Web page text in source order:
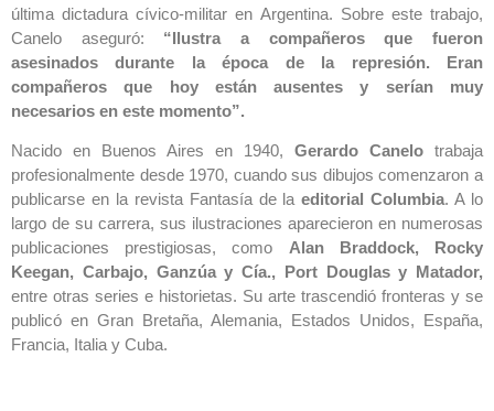
última dictadura cívico-militar en Argentina. Sobre este trabajo,
Canelo aseguró: “Ilustra a compañeros que fueron
asesinados durante la época de la represión. Eran
compañeros que hoy están ausentes y serían muy
necesarios en este momento”.
Nacido en Buenos Aires en 1940, Gerardo Canelo trabaja
profesionalmente desde 1970, cuando sus dibujos comenzaron a
publicarse en la revista Fantasía de laeditorial Columbia. A lo
largo de su carrera, sus ilustraciones aparecieron en numerosas
publicaciones prestigiosas, como Alan Braddock, Rocky
Keegan, Carbajo, Ganzúa y Cía., Port Douglas y Matador,
entre otras series e historietas. Su arte trascendió fronteras y se
publicó en Gran Bretaña, Alemania, Estados Unidos, España,
Francia, Italia y Cuba.